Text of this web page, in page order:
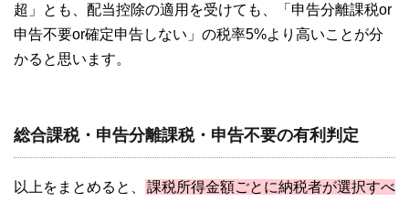
超」とも、配当控除の適用を受けても、「申告分離課税or
申告不要or確定申告しない」の税率5%より高いことが分
かると思います。
総合課税・申告分離課税・申告不要の有利判定
以上をまとめると、
課税所得金額ごとに納税者が選択すべ